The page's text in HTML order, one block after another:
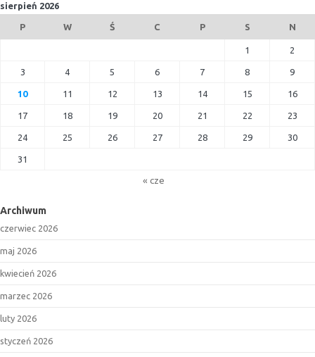
sierpień 2026
P W Ś C P S N
1 2
3 4 5 6 7 8 9
10 11 12 13 14 15 16
17 18 19 20 21 22 23
24 25 26 27 28 29 30
31
« cze
Archiwum
czerwiec 2026
maj 2026
kwiecień 2026
marzec 2026
luty 2026
styczeń 2026